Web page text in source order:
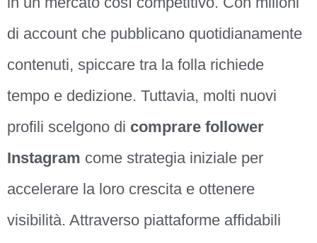
di account che pubblicano quotidianamente
contenuti, spiccare tra la folla richiede
tempo e dedizione. Tuttavia, molti nuovi
profili scelgono di comprare follower
Instagram come strategia iniziale per
accelerare la loro crescita e ottenere
visibilità. Attraverso piattaforme affidabili